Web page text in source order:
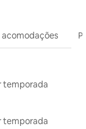
temporada
temporada